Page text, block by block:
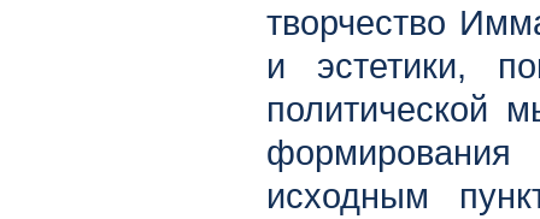
творчество
и эстетики,
политической
исходным